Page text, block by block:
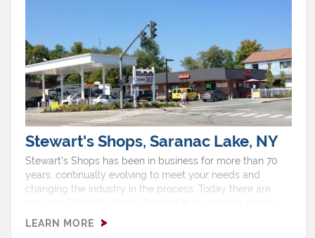
Non Ethanol, Pizza, Restroom
Stewart's Shops, Saranac Lake, NY
Stewart’s Shops has been in business for more than 70
years, continually evolving to meet your needs and
changing the industry in the process. Today there are
upstate New York and southern Vermont, with two thirds
LEARN MORE